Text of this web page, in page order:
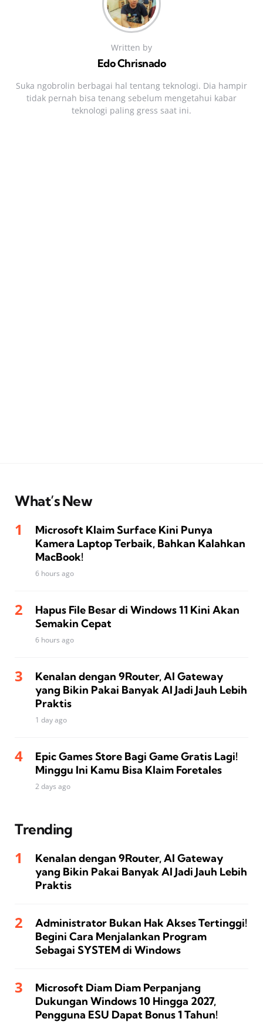
Written by
Edo Chrisnado
Suka ngobrolin berbagai hal tentang teknologi. Dia hampir
tidak pernah bisa tenang sebelum mengetahui kabar
teknologi paling gress saat ini.
What’s New
Microsoft Klaim Surface Kini Punya
Kamera Laptop Terbaik, Bahkan Kalahkan
MacBook!
6 hours ago
Hapus File Besar di Windows 11 Kini Akan
Semakin Cepat
6 hours ago
Kenalan dengan 9Router, AI Gateway
yang Bikin Pakai Banyak AI Jadi Jauh Lebih
Praktis
1 day ago
Epic Games Store Bagi Game Gratis Lagi!
Minggu Ini Kamu Bisa Klaim Foretales
2 days ago
Trending
Kenalan dengan 9Router, AI Gateway
yang Bikin Pakai Banyak AI Jadi Jauh Lebih
Praktis
Administrator Bukan Hak Akses Tertinggi!
Begini Cara Menjalankan Program
Sebagai SYSTEM di Windows
Microsoft Diam Diam Perpanjang
Dukungan Windows 10 Hingga 2027,
Pengguna ESU Dapat Bonus 1 Tahun!